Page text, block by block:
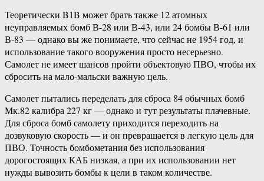
Теоретически B1B может брать также 12 атомных
неуправляемых бомб В-28 или В-43, или 24 бомбы В-61 или
В-83 — однако вы же понимаете, что сейчас не 1954 год, и
использование такого вооружения просто несерьезно.
Самолет не имеет шансов пройти объектовую ПВО, чтобы их
сбросить на мало-мальски важную цель.
Самолет пытались переделать для сброса 84 обычных бомб
Мк.82 калибра 227 кг — однако и тут результаты плачевные.
Для сброса бомб самолету приходится переходить на
дозвуковую скорость — и он превращается в легкую цель для
ПВО. Точность бомбометания без использования
дорогостоящих КАБ низкая, а при их использовании нет
нужды вывозить бомбы к цели в таком количестве.